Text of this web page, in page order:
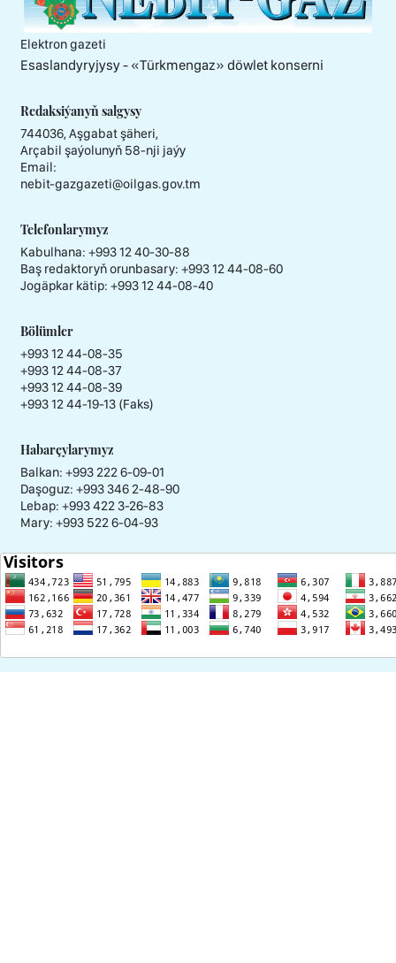
Elektron gazeti
Esaslandyryjysy - «Тürkmengaz» döwlet konserni
Redaksiýanyň salgysy
744036, Aşgabat şäheri,
Arçabil şaýolunyň 58-nji jaýy
Email:
nebit-gazgazeti@oilgas.gov.tm
Telefonlarymyz
Kabulhana: +993 12 40-30-88
Baş redaktoryň orunbasary: +993 12 44-08-60
Jogäpkar kätip: +993 12 44-08-40
Bölümler
+993 12 44-08-35
+993 12 44-08-37
+993 12 44-08-39
+993 12 44-19-13 (Faks)
Habarçylarymyz
Balkan: +993 222 6-09-01
Daşoguz: +993 346 2-48-90
Lebap: +993 422 3-26-83
Mary: +993 522 6-04-93